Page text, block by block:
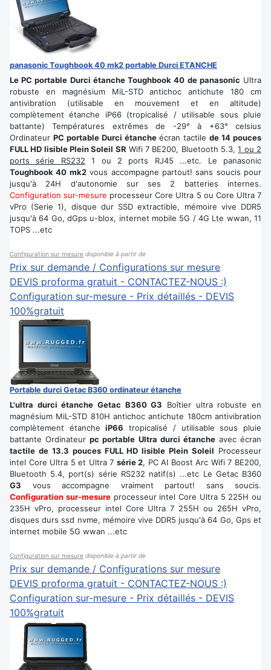
panasonic Toughbook 40 mk2 portable Durci ETANCHE
Le PC portable Durci étanche Toughbook 40 de panasonic Ultra
robuste en magnésium MiL-STD antichoc antichute 180 cm
antivibration (utilisable en mouvement et en altitude)
complètement étanche iP66 (tropicalisé / utilisable sous pluie
battante) Températures extrêmes de -29° à +63° celsius
Ordinateur PC portable Durci étancheécran tactilede 14 pouces
FULL HD lisible Plein Soleil SR Wifi 7 BE200, Bluetooth 5.3,1 ou 2
ports série RS232 1 ou 2 ports RJ45 ...etc. Le panasonic
Toughbook 40 mk2vous accompagne partout! sans soucis pour
jusqu'à 24H d'autonomie sur ses 2 batteries internes.
Configuration sur-mesure processeur Core Ultra 5 ou Core Ultra 7
vPro (Serie 1), disque dur SSD extractible, mémoire vive DDR5
jusqu'à 64 Go, dGps u-blox, internet mobile 5G / 4G Lte wwan, 11
TOPS ...etc
Configuration sur mesure disponible à partir de
Prix sur demande / Configurations sur mesure
DEVIS proforma gratuit - CONTACTEZ-NOUS :)
Configuration sur-mesure - Prix détaillés - DEVIS
100%gratuit
Portable durci Getac B360 ordinateur étanche
L'ultra durci étanche Getac B360 G3 Boîtier ultra robuste en
magnésium MiL-STD 810H antichoc antichute 180cm antivibration
complètement étancheiP66 tropicalisé / utilisable sous pluie
battante Ordinateurpc portable Ultra durci étancheavec écran
tactile de 13.3 pouces FULL HD lisible Plein Soleil Processeur
intel Core Ultra 5 et Ultra 7 série 2, PC AI Boost Arc Wifi 7 BE200,
Bluetooth 5.4, port(s) série RS232 natif(s) ...etc Le Getac B360
G3 vous accompagne vraiment partout! sans soucis.
Configuration sur-mesureprocesseur intel Core Ultra 5 225H ou
235H vPro, processeur intel Core Ultra 7 255H ou 265H vPro,
disques durs ssd nvme, mémoire vive DDR5 jusqu'à 64 Go, Gps et
internet mobile 5G wwan ...etc
Configuration sur mesure disponible à partir de
Prix sur demande / Configurations sur mesure
DEVIS proforma gratuit - CONTACTEZ-NOUS :)
Configuration sur-mesure - Prix détaillés - DEVIS
100%gratuit